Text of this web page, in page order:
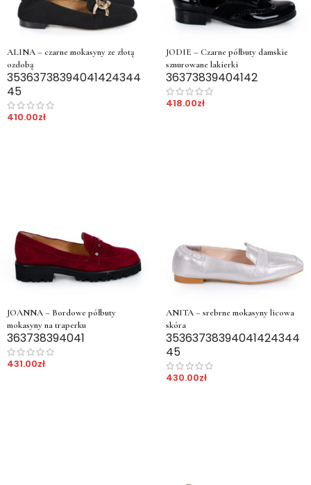
ALINA – czarne mokasyny ze złotą
ozdobą
35363738394041424344
45
410.00zł
JODIE – Czarne półbuty damskie
sznurowane lakierki
36373839404142
418.00zł
JOANNA – Bordowe półbuty
mokasyny na traperku
363738394041
431.00zł
ANITA – srebrne mokasyny licowa
skóra
35363738394041424344
45
430.00zł